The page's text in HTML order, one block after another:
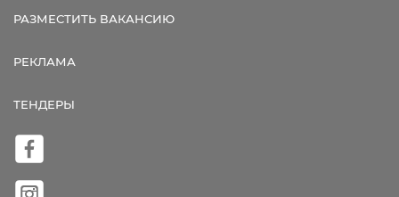
РАЗМЕСТИТЬ ВАКАНСИЮ
РЕКЛАМА
ТЕНДЕРЫ